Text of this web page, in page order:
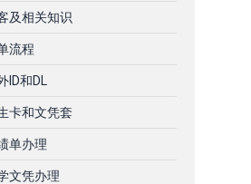
及相关知识
流程
ID和DL
卡和文凭套
单办理
文凭办理